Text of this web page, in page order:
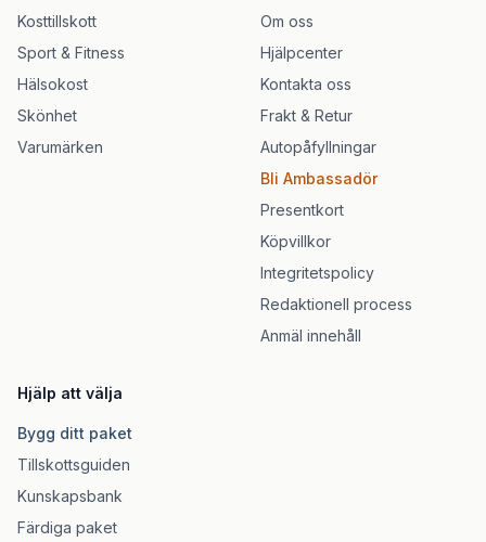
Kosttillskott
Sport & Fitness
Hälsokost
Skönhet
Varumärken
Om oss
Hjälpcenter
Kontakta oss
Frakt & Retur
Autopåfyllningar
Bli Ambassadör
Presentkort
Köpvillkor
Integritetspolicy
Redaktionell process
Anmäl innehåll
Hjälp att välja
Bygg ditt paket
Tillskottsguiden
Kunskapsbank
Färdiga paket